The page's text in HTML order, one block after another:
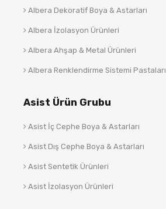
Albera Dekoratif Boya & Astarları
Albera İzolasyon Ürünleri
Albera Ahşap & Metal Ürünleri
Albera Renklendirme Sistemi Pastaları
Asist Ürün Grubu
Asist İç Cephe Boya & Astarları
Asist Dış Cephe Boya & Astarları
Asist Sentetik Ürünleri
Asist İzolasyon Ürünleri